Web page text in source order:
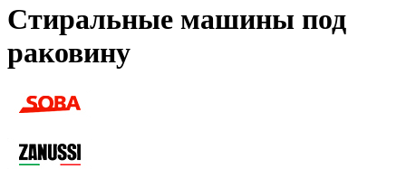
Cтиральные машины под
раковину